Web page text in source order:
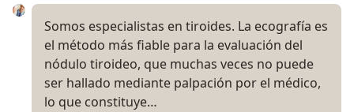
Somos especialistas en tiroides. La ecografía es
el método más fiable para la evaluación del
nódulo tiroideo, que muchas veces no puede
ser hallado mediante palpación por el médico,
lo que constituye…